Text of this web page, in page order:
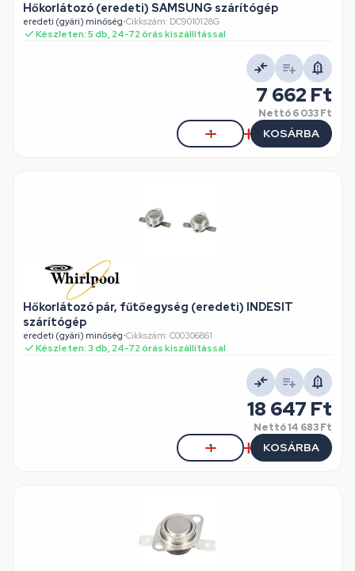
Hőkorlátozó (eredeti) SAMSUNG szárítógép
eredeti (gyári) minőség•Cikkszám: DC9010128G
Készleten: 5 db, 24-72 órás kiszállítással
7 662 Ft
Nettó6 033 Ft
KOSÁRBA
Hőkorlátozó pár, fűtőegység (eredeti) INDESIT
szárítógép
eredeti (gyári) minőség•Cikkszám: C00306861
Készleten: 3 db, 24-72 órás kiszállítással
18 647 Ft
Nettó14 683 Ft
KOSÁRBA